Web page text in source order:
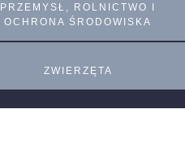
PRZEMYSŁ, ROLNICTWO I
OCHRONA ŚRODOWISKA
ZWIERZĘTA